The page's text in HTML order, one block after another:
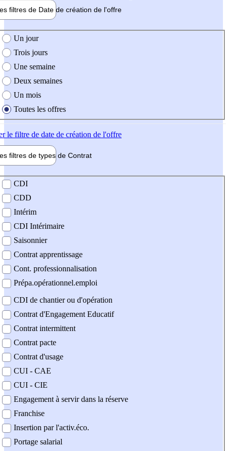
filtres de Date de création de l'offre
création de l'offre
Un jour
Trois jours
Une semaine
Deux semaines
Un mois
Toutes les offres
le filtre de date de création de l'offre
filtres de types de Contrat
contrat
CDI
CDD
Intérim
CDI Intérimaire
Saisonnier
Contrat apprentissage
Cont. professionnalisation
Prépa.opérationnel.emploi
CDI de chantier ou d'opération
Contrat d'Engagement Educatif
Contrat intermittent
Contrat pacte
Contrat d'usage
CUI - CAE
CUI - CIE
Engagement à servir dans la réserve
Franchise
Insertion par l'activ.éco.
Portage salarial